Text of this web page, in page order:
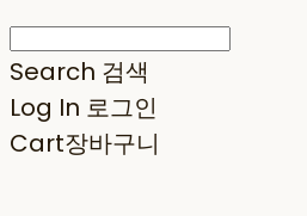
Search 검색
Log In 로그인
Cart장바구니